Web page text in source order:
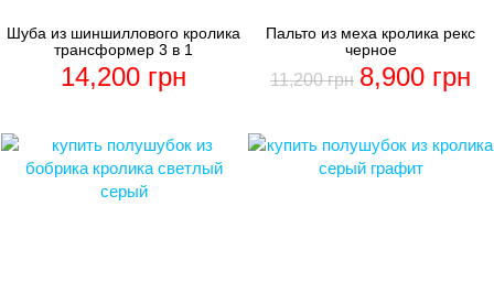
Пальто из меха кролика рекс
черное
11,200грн 8,900 грн
Шуба из шиншиллового кролика
трансформер 3 в 1
14,200 грн